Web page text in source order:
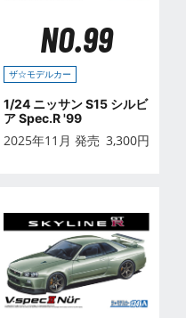
NO.99
ザ☆モデルカー
1/24 ニッサン S15 シルビ
ア Spec.R '99
2025年11月 発売 3,300円